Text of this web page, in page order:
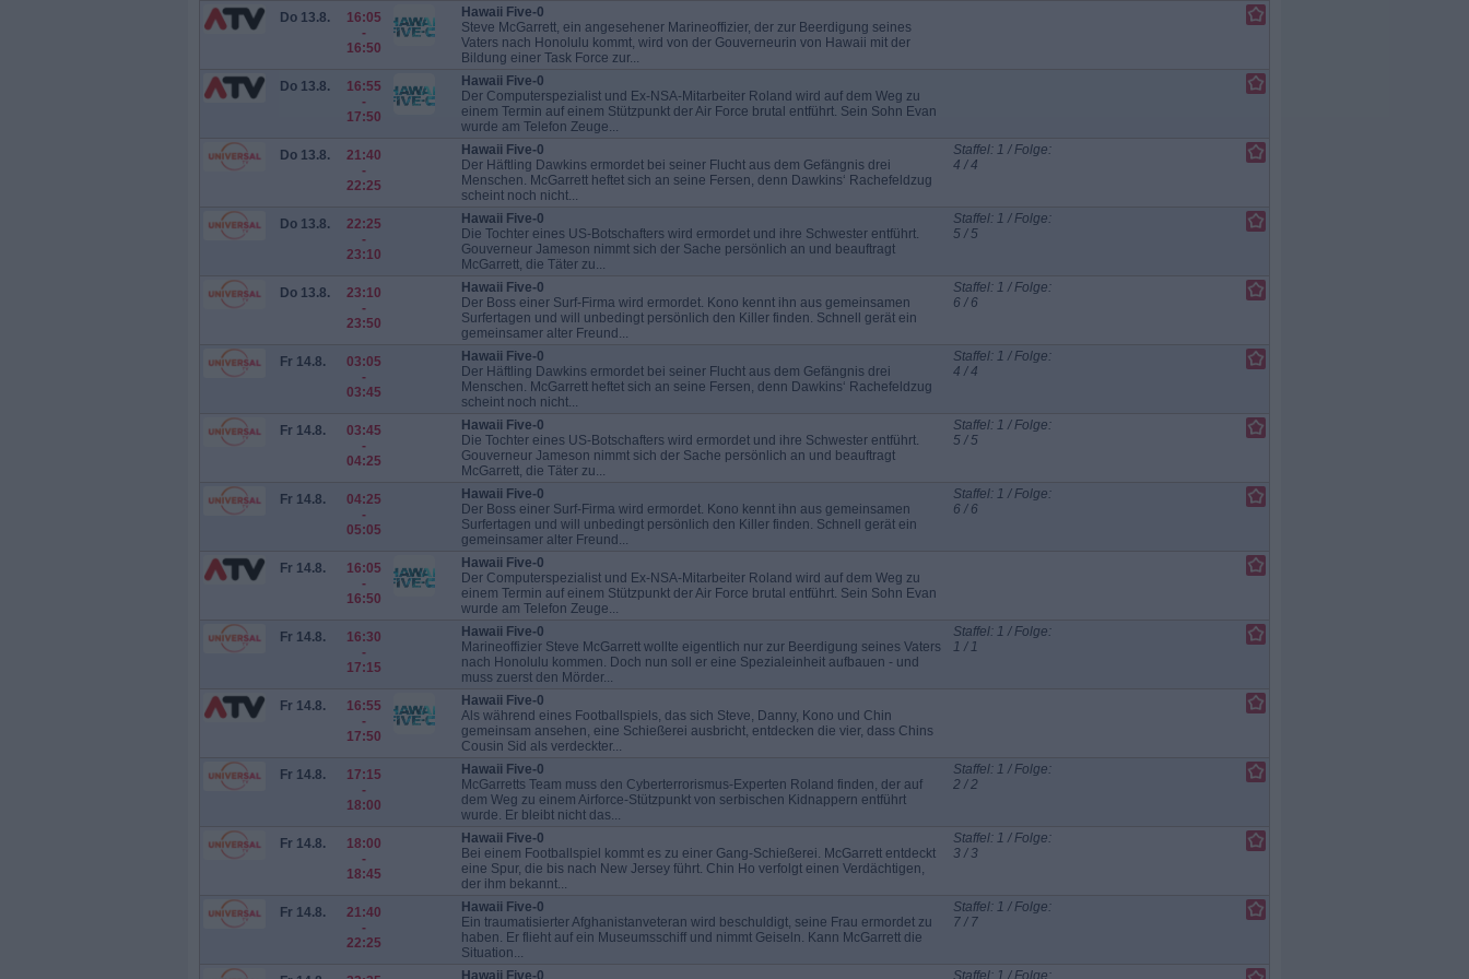
Do 13.8.
16:05
-
16:50
Hawaii Five-0
Steve McGarrett, ein angesehener Marineoffizier, der zur Beerdigung seines
Vaters nach Honolulu kommt, wird von der Gouverneurin von Hawaii mit der
Bildung einer Task Force zur...
Do 13.8.
16:55
-
17:50
Hawaii Five-0
Der Computerspezialist und Ex-NSA-Mitarbeiter Roland wird auf dem Weg zu
einem Termin auf einem Stützpunkt der Air Force brutal entführt. Sein Sohn Evan
wurde am Telefon Zeuge...
Do 13.8.
21:40
-
22:25
Hawaii Five-0
Der Häftling Dawkins ermordet bei seiner Flucht aus dem Gefängnis drei
Menschen. McGarrett heftet sich an seine Fersen, denn Dawkins‘ Rachefeldzug
scheint noch nicht...
Staffel: 1 / Folge:
4 / 4
Do 13.8.
22:25
-
23:10
Hawaii Five-0
Die Tochter eines US-Botschafters wird ermordet und ihre Schwester entführt.
Gouverneur Jameson nimmt sich der Sache persönlich an und beauftragt
McGarrett, die Täter zu...
Staffel: 1 / Folge:
5 / 5
Do 13.8.
23:10
-
23:50
Hawaii Five-0
Der Boss einer Surf-Firma wird ermordet. Kono kennt ihn aus gemeinsamen
Surfertagen und will unbedingt persönlich den Killer finden. Schnell gerät ein
gemeinsamer alter Freund...
Staffel: 1 / Folge:
6 / 6
Fr 14.8.
03:05
-
03:45
Hawaii Five-0
Der Häftling Dawkins ermordet bei seiner Flucht aus dem Gefängnis drei
Menschen. McGarrett heftet sich an seine Fersen, denn Dawkins‘ Rachefeldzug
scheint noch nicht...
Staffel: 1 / Folge:
4 / 4
Fr 14.8.
03:45
-
04:25
Hawaii Five-0
Die Tochter eines US-Botschafters wird ermordet und ihre Schwester entführt.
Gouverneur Jameson nimmt sich der Sache persönlich an und beauftragt
McGarrett, die Täter zu...
Staffel: 1 / Folge:
5 / 5
Fr 14.8.
04:25
-
05:05
Hawaii Five-0
Der Boss einer Surf-Firma wird ermordet. Kono kennt ihn aus gemeinsamen
Surfertagen und will unbedingt persönlich den Killer finden. Schnell gerät ein
gemeinsamer alter Freund...
Staffel: 1 / Folge:
6 / 6
Fr 14.8.
16:05
-
16:50
Hawaii Five-0
Der Computerspezialist und Ex-NSA-Mitarbeiter Roland wird auf dem Weg zu
einem Termin auf einem Stützpunkt der Air Force brutal entführt. Sein Sohn Evan
wurde am Telefon Zeuge...
Fr 14.8.
16:30
-
17:15
Hawaii Five-0
Marineoffizier Steve McGarrett wollte eigentlich nur zur Beerdigung seines Vaters
nach Honolulu kommen. Doch nun soll er eine Spezialeinheit aufbauen - und
muss zuerst den Mörder...
Staffel: 1 / Folge:
1 / 1
Fr 14.8.
16:55
-
17:50
Hawaii Five-0
Als während eines Footballspiels, das sich Steve, Danny, Kono und Chin
gemeinsam ansehen, eine Schießerei ausbricht, entdecken die vier, dass Chins
Cousin Sid als verdeckter...
Fr 14.8.
17:15
-
18:00
Hawaii Five-0
McGarretts Team muss den Cyberterrorismus-Experten Roland finden, der auf
dem Weg zu einem Airforce-Stützpunkt von serbischen Kidnappern entführt
wurde. Er bleibt nicht das...
Staffel: 1 / Folge:
2 / 2
Fr 14.8.
18:00
-
18:45
Hawaii Five-0
Bei einem Footballspiel kommt es zu einer Gang-Schießerei. McGarrett entdeckt
eine Spur, die bis nach New Jersey führt. Chin Ho verfolgt einen Verdächtigen,
der ihm bekannt...
Staffel: 1 / Folge:
3 / 3
Fr 14.8.
21:40
-
22:25
Hawaii Five-0
Ein traumatisierter Afghanistanveteran wird beschuldigt, seine Frau ermordet zu
haben. Er flieht auf ein Museumsschiff und nimmt Geiseln. Kann McGarrett die
Situation...
Staffel: 1 / Folge:
7 / 7
Hawaii Five-0 Staffel: 1 / Folge: